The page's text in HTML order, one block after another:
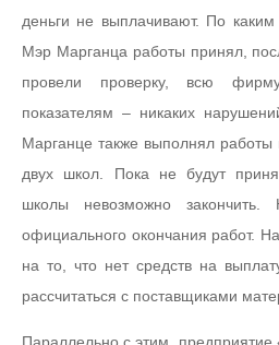
деньги не выплачивают. По
Мэр Марганца работы принял,
провели проверку, всю
показателям – никаких
Марганце также выполнял работы
двух школ. Пока не будут
школы невозможно
официального окончания работ.
на то, что нет средств на
рассчитаться с поставщиками
Параллельно с этим,